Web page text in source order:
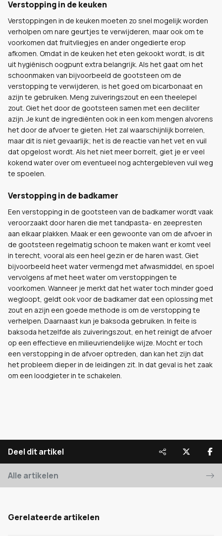
Verstopping in de keuken
Verstoppingen in de keuken moeten zo snel mogelijk worden
verholpen om nare geurtjes te verwijderen, maar ook om te
voorkomen dat fruitvliegjes en ander ongedierte erop
afkomen. Omdat in de keuken het eten gekookt wordt, is dit
uit hygiënisch oogpunt extra belangrijk. Als het gaat om het
schoonmaken van bijvoorbeeld de gootsteen om de
verstopping te verwijderen, is het goed om bicarbonaat en
azijn te gebruiken. Meng zuiveringszout en een theelepel
zout. Giet het door de gootsteen samen met een deciliter
azijn. Je kunt de ingrediënten ook in een kom mengen alvorens
het door de afvoer te gieten. Het zal waarschijnlijk borrelen,
maar dit is niet gevaarlijk; het is de reactie van het vet en vuil
dat opgelost wordt. Als het niet meer borrelt, giet je er veel
kokend water over om eventueel nog achtergebleven vuil weg
te spoelen.
Verstopping in de badkamer
Een verstopping in de gootsteen van de badkamer wordt vaak
veroorzaakt door haren die met tandpasta- en zeepresten
aan elkaar plakken. Maak er een gewoonte van om de afvoer in
de gootsteen regelmatig schoon te maken want er komt veel
in terecht, vooral als een heel gezin er de haren wast. Giet
bijvoorbeeld heet water vermengd met afwasmiddel, en spoel
vervolgens af met heet water om verstoppingen te
voorkomen. Wanneer je merkt dat het water toch minder goed
wegloopt, geldt ook voor de badkamer dat een oplossing met
zout en azijn een goede methode is om de verstopping te
verhelpen. Daarnaast kun je baksoda gebruiken. In feite is
baksoda hetzelfde als zuiveringszout, en het reinigt de afvoer
op een effectieve en milieuvriendelijke wijze. Mocht er toch
een verstopping in de afvoer optreden, dan kan het zijn dat
het probleem dieper in de leidingen zit. In dat geval is het zaak
om een loodgieter in te schakelen.
Deel dit artikel
Alle artikelen
Gerelateerde artikelen